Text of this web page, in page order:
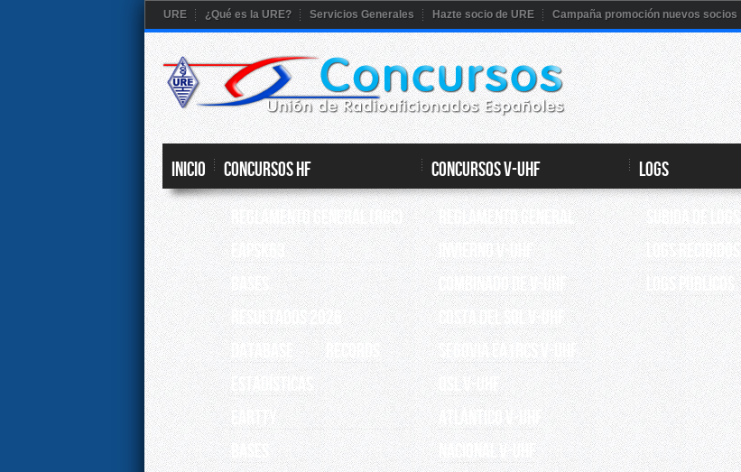
URE ¿Qué es la URE? Servicios Generales Hazte socio de URE Campaña promoción nuevos socios
Inicio
CONCURSOS HF
Reglamento General (RGC)
EAPSK63
BASES
RESULTADOS 2026
Database
Records
ESTADÍSTICAS
EARTTY
BASES
CONCURSOS V-UHF
REGLAMENTO GENERAL
INVIERNO V-UHF
Combinado de V-UHF
Costa del Sol V-UHF
Segovia EA1RCS V-UHF
QSL V-UHF
Atlántico V-UHF
Nacional V-UHF
Logs
Subida de Logs
Logs recibidos
Logs Públicos